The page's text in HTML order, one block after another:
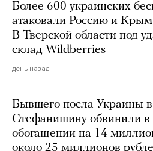
Более 600 украинских
атаковали Россию и Крым
В Тверской области под
склад Wildberries
день назад
Бывшего посла Украины
Стефанишину обвинили в
обогащении на 14
около 25 миллионов